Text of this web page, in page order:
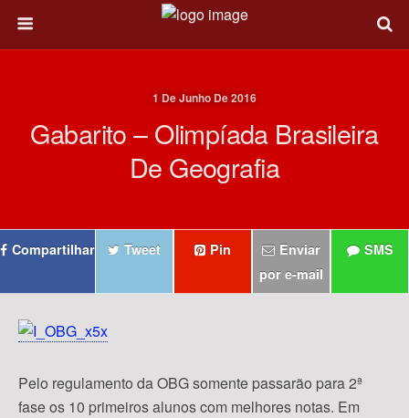
1 De Junho De 2016
Gabarito – Olimpíada Brasileira
De Geografia
Compartilhar Tweet Pin
Enviar
por e-mail
SMS
Pelo regulamento da OBG somente passarão para 2ª
fase os 10 primeiros alunos com melhores notas. Em